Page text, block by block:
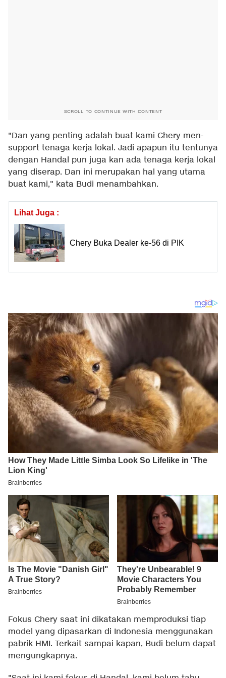
SCROLL TO CONTINUE WITH CONTENT
"Dan yang penting adalah buat kami Chery men-
support tenaga kerja lokal. Jadi apapun itu tentunya
dengan Handal pun juga kan ada tenaga kerja lokal
yang diserap. Dan ini merupakan hal yang utama
buat kami," kata Budi menambahkan.
Lihat Juga :
Chery Buka Dealer ke-56 di PIK
Fokus Chery saat ini dikatakan memproduksi tiap
model yang dipasarkan di Indonesia menggunakan
pabrik HMI. Terkait sampai kapan, Budi belum dapat
mengungkapnya.